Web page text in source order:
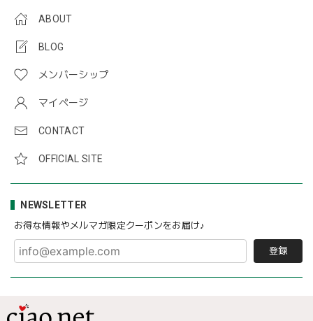
ABOUT
BLOG
メンバーシップ
マイページ
CONTACT
OFFICIAL SITE
NEWSLETTER
お得な情報やメルマガ限定クーポンをお届け♪
登録